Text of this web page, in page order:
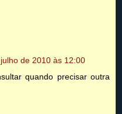
de 2010 às 12:00
quando precisar outra